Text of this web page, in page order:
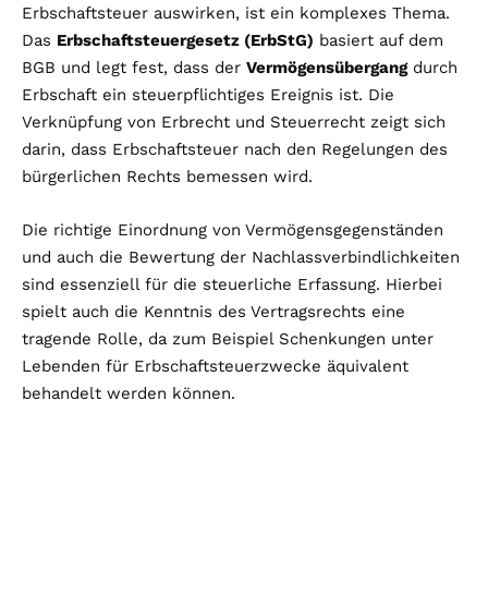
Erbschaftsteuer auswirken, ist ein komplexes Thema.
Das Erbschaftsteuergesetz (ErbStG) basiert auf dem
BGB und legt fest, dass der Vermögensübergangdurch
Erbschaft ein steuerpflichtiges Ereignis ist. Die
Verknüpfung von Erbrecht und Steuerrecht zeigt sich
darin, dass Erbschaftsteuer nach den Regelungen des
bürgerlichen Rechts bemessen wird.
Die richtige Einordnung von Vermögensgegenständen
und auch die Bewertung der Nachlassverbindlichkeiten
sind essenziell für die steuerliche Erfassung. Hierbei
spielt auch die Kenntnis des Vertragsrechts eine
tragende Rolle, da zum Beispiel Schenkungen unter
Lebenden für Erbschaftsteuerzwecke äquivalent
behandelt werden können.